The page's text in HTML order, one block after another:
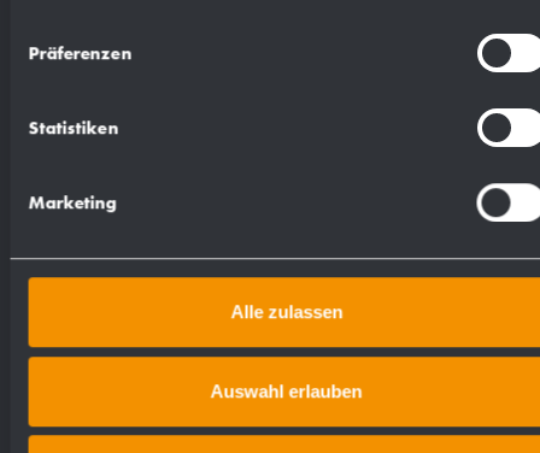
Präferenzen
Statistiken
Marketing
Alle zulassen
Auswahl erlauben
Dimensions: 120 x 135 x 2 mm
Product information